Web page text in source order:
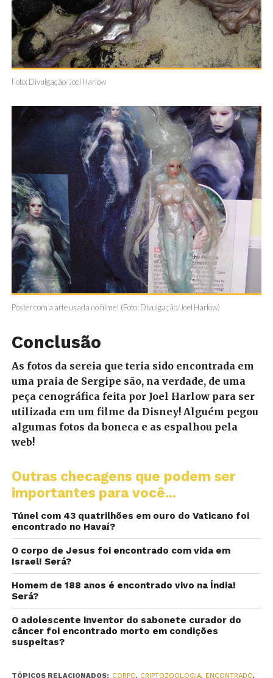
Foto: Divulgação/Joel Harlow
Poster com a arte usada no filme! (Foto: Divulgação/Joel Harlow)
Conclusão
As fotos da sereia que teria sido encontrada em
uma praia de Sergipe são, na verdade, de uma
peça cenográfica feita por Joel Harlow para ser
utilizada em um filme da Disney! Alguém pegou
algumas fotos da boneca e as espalhou pela
web!
Outras checagens que podem ser
importantes para você...
Túnel com 43 quatrilhões em ouro do Vaticano foi
encontrado no Havaí?
O corpo de Jesus foi encontrado com vida em
Israel! Será?
Homem de 188 anos é encontrado vivo na Índia!
Será?
O adolescente inventor do sabonete curador do
câncer foi encontrado morto em condições
suspeitas?
TÓPICOS RELACIONADOS: CORPO, CRIPTOZOOLOGIA, ENCONTRADO,